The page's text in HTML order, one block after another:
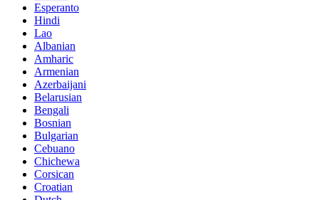
Esperanto
Hindi
Lao
Albanian
Amharic
Armenian
Azerbaijani
Belarusian
Bengali
Bosnian
Bulgarian
Cebuano
Chichewa
Corsican
Croatian